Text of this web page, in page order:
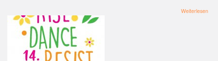
Weiterlesen